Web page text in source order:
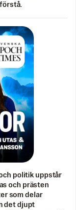
politik uppstår
och prästen
som delar
det djupt